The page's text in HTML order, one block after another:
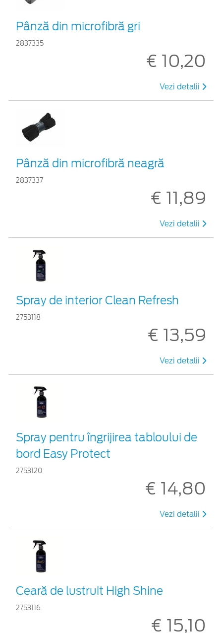
Pânză din microfibră gri
2837335
€ 10,20
Vezi detalii
Pânză din microfibră neagră
2837337
€ 11,89
Vezi detalii
Spray de interior Clean Refresh
2753118
€ 13,59
Vezi detalii
Spray pentru îngrijirea tabloului de
bord Easy Protect
2753120
€ 14,80
Vezi detalii
Ceară de lustruit High Shine
2753116
€ 15,10